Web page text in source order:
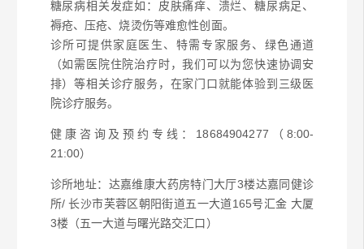
糖尿病相关发症如：皮肤痛痒、溃烂、糖尿病足、
褥疮、压疮、烧烫伤等难愈性创面。
诊所可提供家庭医生、特需专家服务、绿色通道
（如需医院住院治疗时，我们可以为您快速协调安
排）等相关诊疗服务，在家门口就能体验到三级医
院诊疗服务。
健康咨询及预约专线：18684904277（8:00-
21:00）
诊所地址：达嘉维康大药房特门大厅3楼达嘉同健诊
所/ 长沙市芙蓉区朝阳街道五一大道165号汇金 大厦
3楼（五一大道与曙光路交汇口）